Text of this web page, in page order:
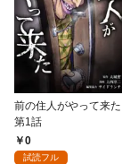
前の住人がやって来た
第1話
0
試読フル